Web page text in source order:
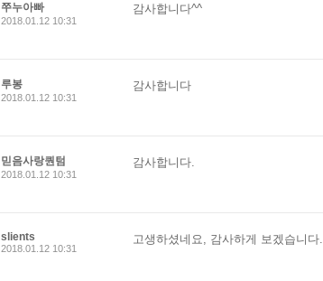
쭈누아빠
2018.01.12 10:31
감사합니다^^
루봉
2018.01.12 10:31
감사합니다
믿음사랑퀀텀
2018.01.12 10:31
감사합니다.
slients
2018.01.12 10:31
고생하셨네요, 감사하게 보겠습니다.